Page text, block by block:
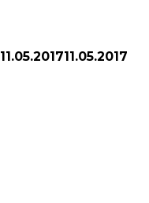
11.05.201711.05.2017